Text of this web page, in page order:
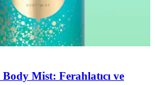
Mist: Ferahlatıcı ve